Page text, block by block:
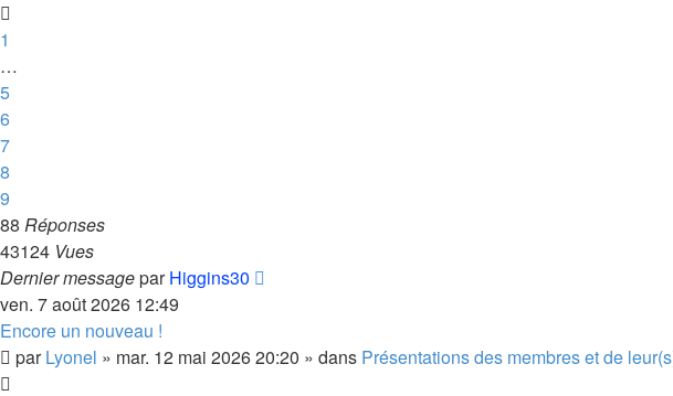
1
…
5
6
7
8
9
88 Réponses
43124 Vues
Dernier messageparHiggins30
ven. 7 août 2026 12:49
Encore un nouveau !
parLyonel » mar. 12 mai 2026 20:20 » dans Présentations des membres et de